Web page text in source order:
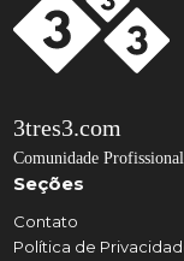
3tres3.com
Comunidade
Seções
Contato
Política de